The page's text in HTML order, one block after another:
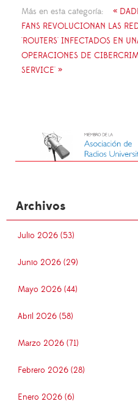
Más en esta categoría:
«
FANS REVOLUCIONAN LAS
'ROUTERS' INFECTADOS EN
OPERACIONES DE
SERVICE' »
Archivos
Julio 2026 (53)
Junio 2026 (29)
Mayo 2026 (44)
Abril 2026 (58)
Marzo 2026 (71)
Febrero 2026 (28)
Enero 2026 (6)